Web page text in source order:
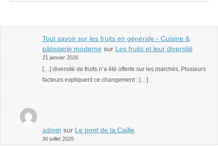
Tout savoir sur les fruits en générale - Cuisine &
pâtisserie modernesur Les fruits et leur diversité
21 janvier 2026
[…] diversité de fruits n’a été offerte sur les marchés. Plusieurs
facteurs expliquent ce changement : […]
admin sur Le pont de la Caille
30 juillet 2025